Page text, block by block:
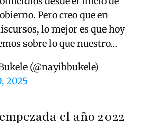
Pero creo que en
lo mejor es que hoy
sobre lo que nuestro…
(@nayibbukele)
2025
el año 2022